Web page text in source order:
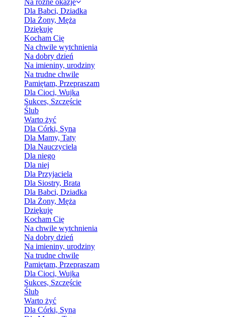
Na różne okazje
Dla Babci, Dziadka
Dla Żony, Męża
Dziękuję
Kocham Cię
Na chwile wytchnienia
Na dobry dzień
Na imieniny, urodziny
Na trudne chwile
Pamiętam, Przepraszam
Dla Cioci, Wujka
Sukces, Szczęście
Ślub
Warto żyć
Dla Córki, Syna
Dla Mamy, Taty
Dla Nauczyciela
Dla niego
Dla niej
Dla Przyjaciela
Dla Siostry, Brata
Dla Babci, Dziadka
Dla Żony, Męża
Dziękuję
Kocham Cię
Na chwile wytchnienia
Na dobry dzień
Na imieniny, urodziny
Na trudne chwile
Pamiętam, Przepraszam
Dla Cioci, Wujka
Sukces, Szczęście
Ślub
Warto żyć
Dla Córki, Syna